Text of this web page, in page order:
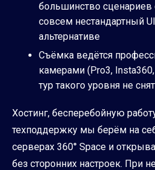
большинство сценариев
совсем нестандартный
альтернативе
Съёмка ведётся
камерами (Pro3,
тур такого уровня не
Хостинг, бесперебойную
техподдержку мы берём на
серверах 360° Space и
без сторонних настроек. При